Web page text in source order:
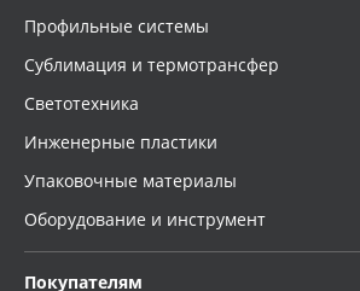
Профильные системы
Сублимация и термотрансфер
Светотехника
Инженерные пластики
Упаковочные материалы
Оборудование и инструмент
Покупателям